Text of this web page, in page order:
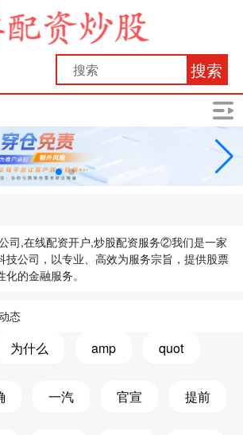
搜索
司,在线配资开户,炒股配资服务②我们是一家
技公司，以专业、高效为服务宗旨，提供股票
的金融服务。
态
为什么 amp quot
一汽 官宣 提前